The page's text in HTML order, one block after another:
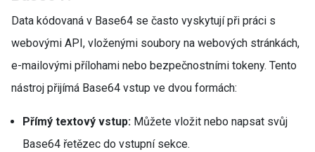
Data kódovaná v Base64 se často vyskytují při práci s
webovými API, vloženými soubory na webových stránkách,
e-mailovými přílohami nebo bezpečnostními tokeny. Tento
nástroj přijímá Base64 vstup ve dvou formách:
Přímý textový vstup: Můžete vložit nebo napsat svůj
Base64 řetězec do vstupní sekce.